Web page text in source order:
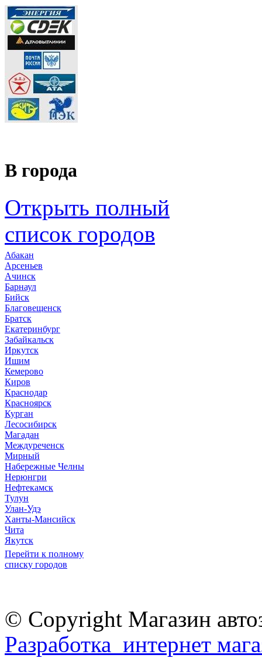
В города
Открыть полный
список городов
Абакан
Арсеньев
Ачинск
Барнаул
Бийск
Благовещенск
Братск
Екатеринбург
Забайкальск
Иркутск
Ишим
Кемерово
Киров
Краснодар
Красноярск
Курган
Лесосибирск
Магадан
Междуреченск
Мирный
Набережные Челны
Нерюнгри
Нефтекамск
Тулун
Улан-Удэ
Ханты-Мансийск
Чита
Якутск
Перейти к полному
списку городов
© Copyright Магазин
Разработка интернет